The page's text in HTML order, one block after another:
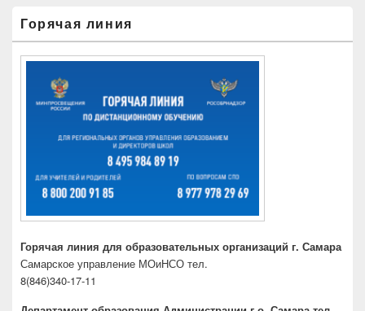
Горячая линия
Горячая линия для образовательных организаций г. Самара
Самарское управление МОиНСО тел.
8(846)340-17-11